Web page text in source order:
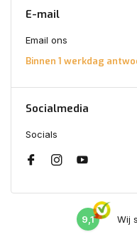
E-mail
Email ons
Binnen 1 werkdag
Socialmedia
Socials
9,1 Wij